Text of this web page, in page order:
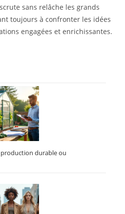
sans relâche les grands
toujours à confronter les idées
engagées et enrichissantes.
durable ou